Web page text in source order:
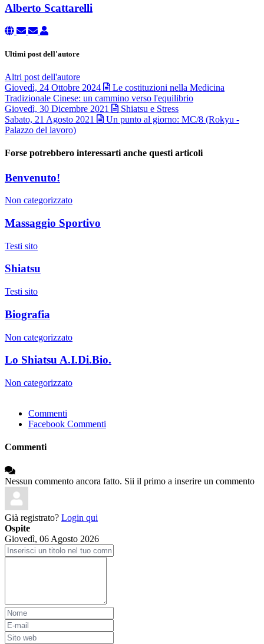
Alberto Scattarelli
Ultimi post dell'autore
Altri post dell'autore
Giovedì, 24 Ottobre 2024
Le costituzioni nella Medicina
Tradizionale Cinese: un cammino verso l'equilibrio
Giovedì, 30 Dicembre 2021
Shiatsu e Stress
Sabato, 21 Agosto 2021
Un punto al giorno: MC/8 (Rokyu -
Palazzo del lavoro)
Forse potrebbero interessarti anche questi articoli
Benvenuto!
Non categorizzato
Massaggio Sportivo
Testi sito
Shiatsu
Testi sito
Biografia
Non categorizzato
Lo Shiatsu A.I.Di.Bio.
Non categorizzato
Commenti
Facebook Commenti
Commenti
Nessun commento ancora fatto. Sii il primo a inserire un commento
Già registrato? Login qui
Ospite
Giovedì, 06 Agosto 2026